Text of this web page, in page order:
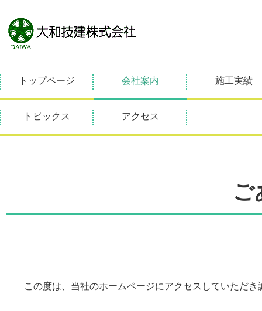
トップページ 会社案内 施工実績
トピックス アクセス
ご
この度は、当社のホームページにアクセスしていただき